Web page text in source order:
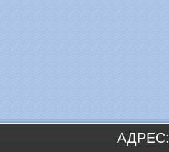
АДРЕС: